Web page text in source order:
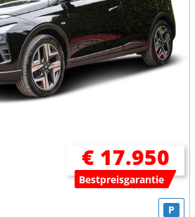
€ 17.950
Bestpreisgarantie
P